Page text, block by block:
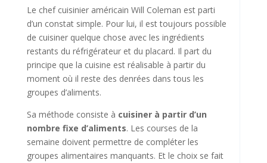
Le chef cuisinier américain Will Coleman est parti
d’un constat simple. Pour lui, il est toujours possible
de cuisiner quelque chose avec les ingrédients
restants du réfrigérateur et du placard. Il part du
principe que la cuisine est réalisable à partir du
moment où il reste des denrées dans tous les
groupes d’aliments.
Sa méthode consiste à cuisiner à partir d’un
nombre fixe d’aliments. Les courses de la
semaine doivent permettre de compléter les
groupes alimentaires manquants. Et le choix se fait